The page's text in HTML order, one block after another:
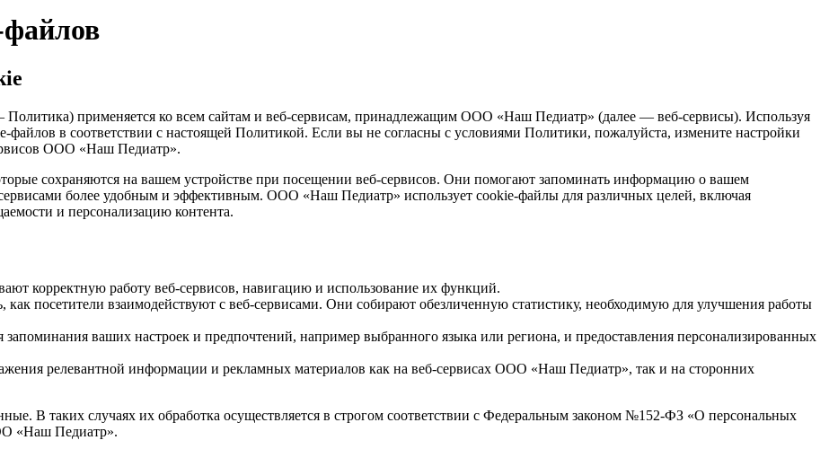
Политика) применяется ко всем сайтам и веб-сервисам, принадлежащим ООО «Наш Педиатр» (далее — веб-сервисы). Используя
файлов в соответствии с настоящей Политикой. Если вы не согласны с условиями Политики, пожалуйста, измените настройки
ООО «Наш Педиатр».
сохраняются на вашем устройстве при посещении веб-сервисов. Они помогают запоминать информацию о вашем
более удобным и эффективным. ООО «Наш Педиатр» использует cookie-файлы для различных целей, включая
и персонализацию контента.
корректную работу веб-сервисов, навигацию и использование их функций.
посетители взаимодействуют с веб-сервисами. Они собирают обезличенную статистику, необходимую для улучшения работы
ваших настроек и предпочтений, например выбранного языка или региона, и предоставления персонализированных
релевантной информации и рекламных материалов как на веб-сервисах ООО «Наш Педиатр», так и на сторонних
В таких случаях их обработка осуществляется в строгом соответствии с Федеральным законом №152-ФЗ «О персональных
«Наш Педиатр».